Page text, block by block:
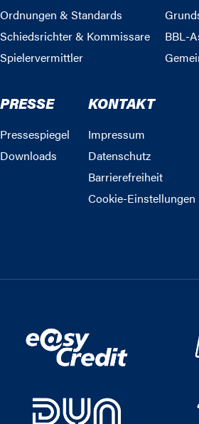
Ordnungen & Standards
Schiedsrichter & Kommissare
Spielervermittler
BBL-
PRESSE
Pressespiegel
Downloads
KONTAKT
Impressum
Datenschutz
Barrierefreiheit
Cookie-Einstellungen